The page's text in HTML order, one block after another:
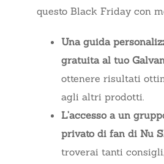
questo Black Friday con
Una guida
gratuita al tuo
ottenere risultati
agli altri prodotti.
L’accesso a un
privato di fan di Nu
troverai tanti